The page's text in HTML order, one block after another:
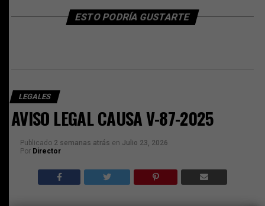
ESTO PODRÍA GUSTARTE
LEGALES
AVISO LEGAL CAUSA V-87-2025
Publicado 2 semanas atrás en Julio 23, 2026
Por Director